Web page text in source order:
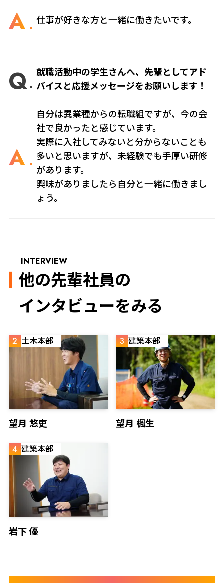
A 仕事が好きな方と一緒に働きたいです。
Q
就職活動中の学生さんへ、先輩としてアド
バイスと応援メッセージをお願いします！
A
自分は異業種からの転職組ですが、今の会
社で良かったと感じています。
実際に入社してみないと分からないことも
多いと思いますが、未経験でも手厚い研修
があります。
興味がありましたら自分と一緒に働きまし
ょう。
INTERVIEW
他の先輩社員の
インタビューをみる
2 土木本部
望月 悠吏
3 建築本部
望月 楓生
4 建築本部
岩下 優